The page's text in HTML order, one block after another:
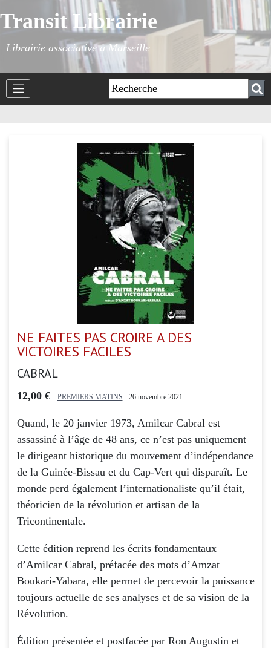
Transit Librairie
Librairie associative à Marseille
NE FAITES PAS CROIRE A DES
VICTOIRES FACILES
CABRAL
12,00 € - PREMIERS MATINS - 26 novembre 2021 -
Quand, le 20 janvier 1973, Amilcar Cabral est
assassiné à l’âge de 48 ans, ce n’est pas uniquement
le dirigeant historique du mouvement d’indépendance
de la Guinée-Bissau et du Cap-Vert qui disparaît. Le
monde perd également l’internationaliste qu’il était,
théoricien de la révolution et artisan de la
Tricontinentale.
Cette édition reprend les écrits fondamentaux
d’Amilcar Cabral, préfacée des mots d’Amzat
Boukari-Yabara, elle permet de percevoir la puissance
toujours actuelle de ses analyses et de sa vision de la
Révolution.
Édition présentée et postfacée par Ron Augustin et